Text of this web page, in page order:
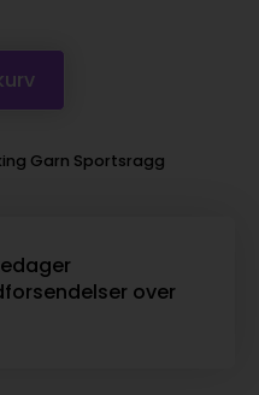
Garn Sportsragg
over